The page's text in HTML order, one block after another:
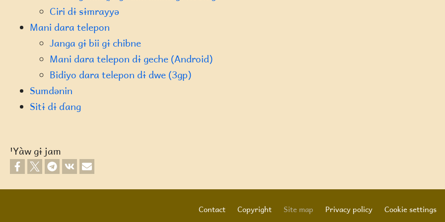
Ciri dɨ sɨmrayyə
Mani dara telepon
Janga gɨ bii gɨ chibne
Mani dara telepon dɨ geche (Android)
Bidiyo dara telepon dɨ dwe (3gp)
Sumdənin
Sitɨ dɨ ɗang
ꞌYàw gɨ jam
Footer
Contact Copyright Site map Privacy policy Cookie settings